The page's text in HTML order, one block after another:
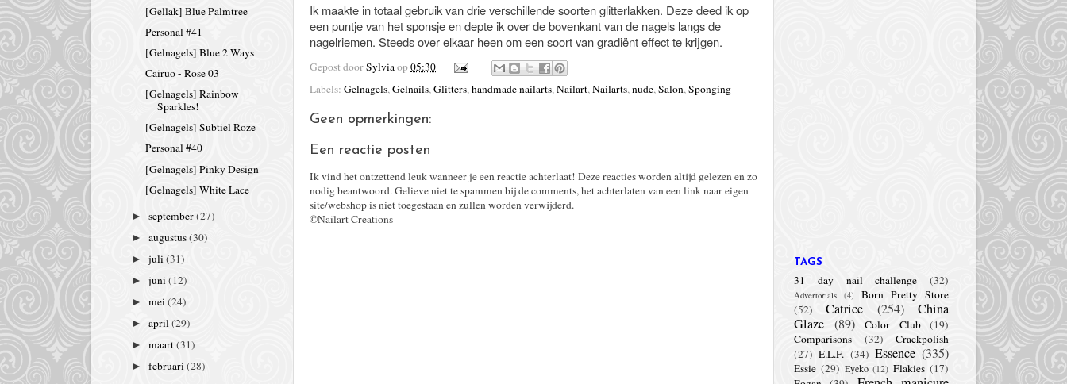
Ik maakte in totaal gebruik van drie verschillende soorten glitterlakken. Deze deed ik op
een puntje van het sponsje en depte ik over de bovenkant van de nagels langs de
nagelriemen. Steeds over elkaar heen om een soort van gradiënt effect te krijgen.
Gepost doorSylviaop05:30
Labels: Gelnagels,Gelnails,Glitters,handmade nailarts,Nailart,Nailarts,nude,Salon,Sponging
Geen opmerkingen:
Een reactie posten
Ik vind het ontzettend leuk wanneer je een reactie achterlaat! Deze reacties worden altijd gelezen en zo
nodig beantwoord. Gelieve niet te spammen bij de comments, het achterlaten van een link naar eigen
site/webshop is niet toegestaan en zullen worden verwijderd.
©Nailart Creations
[Gellak] Blue Palmtree
Personal #41
[Gelnagels] Blue 2 Ways
Cairuo - Rose 03
[Gelnagels] Rainbow
Sparkles!
[Gelnagels] Subtiel Roze
Personal #40
[Gelnagels] Pinky Design
[Gelnagels] White Lace
►september(27)
►augustus(30)
►juli(31)
►juni(12)
►mei(24)
►april(29)
►maart(31)
►februari(28)
TAGS
31 day nail challenge (32)
Advertorials (4)
Born Pretty Store
(52)
Catrice (254)
China
Glaze (89) Color Club
(19)
Comparisons
(32)
Crackpolish
(27) E.L.F. (34) Essence (335)
Essie (29) Eyeko (12) Flakies (17)